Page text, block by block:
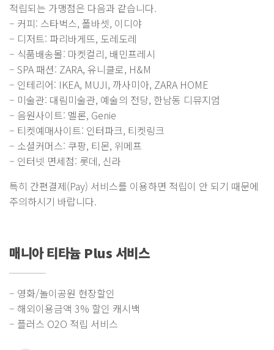
적립되는 가맹점은 다음과 같습니다.
– 커피: 스타벅스, 폴바셋, 이디야
– 디저트: 파리바게뜨, 도레도레
– 식품배송몰: 마켓컬리, 배민프레시
– SPA 패션: ZARA, 유니클로, H&M
– 인테리어: IKEA, MUJI, 까사미아, ZARA HOME
– 미술관: 대림미술관, 예술의 전당, 한남동 디뮤지엄
– 음원사이트: 멜론, Genie
– 티켓예매사이트: 인터파크, 티켓링크
– 소셜커머스: 쿠팡, 티몬, 위메프
– 인터넷 면세점: 롯데, 신라
특히 간편결제(Pay) 서비스를 이용하면 적립이 안 되기 때문에
주의하시기 바랍니다.
매니아 티타늄 Plus 서비스
– 영화/놀이공원 현장할인
– 해외이용금액 3% 할인 캐시백
– 플러스 O2O 적립 서비스